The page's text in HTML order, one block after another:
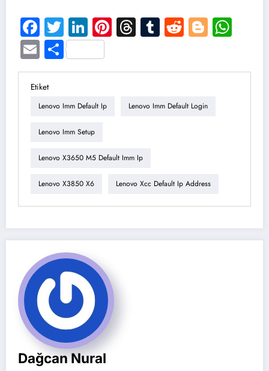
Facebook
TwitterLinkedIn
Pinterest
Threads
Tumblr
Reddit
EmailShare
Etiket
Lenovo Imm Default Ip Lenovo Imm Default Login
Lenovo Imm Setup
Lenovo X3650 M5 Default Imm Ip
Lenovo X3850 X6 Lenovo Xcc Default Ip Address
Dağcan Nural